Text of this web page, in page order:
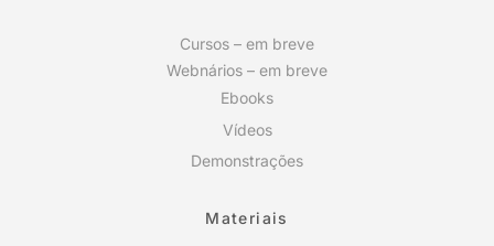
Cursos – em breve
Webnários – em breve
Ebooks
Vídeos
Demonstrações
Materiais